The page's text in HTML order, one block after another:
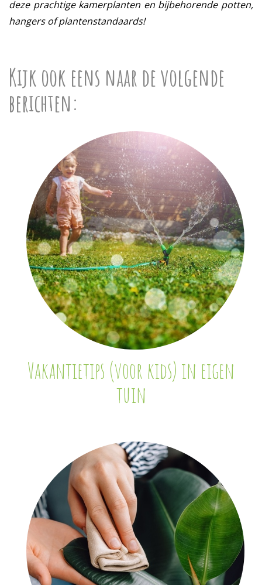
deze prachtige kamerplanten en bijbehorende potten,
hangers of plantenstandaards!
Kijk ook eens naar de volgende
berichten:
Vakantietips (voor kids) in eigen
tuin